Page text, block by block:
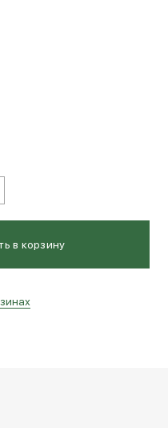
в корзину